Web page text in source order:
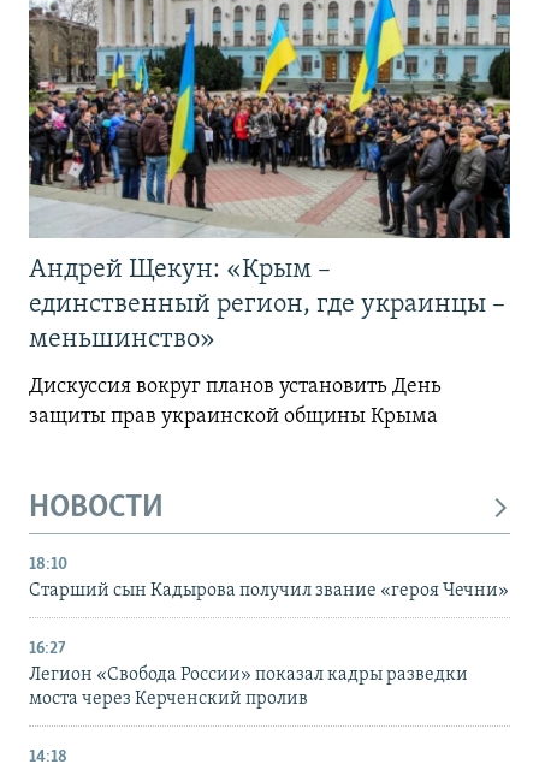
Андрей Щекун: «Крым –
единственный регион, где украинцы –
меньшинство»
Дискуссия вокруг планов установить День
защиты прав украинской общины Крыма
НОВОСТИ
18:10
Старший сын Кадырова получил звание «героя Чечни»
16:27
Легион «Свобода России» показал кадры разведки
моста через Керченский пролив
14:18